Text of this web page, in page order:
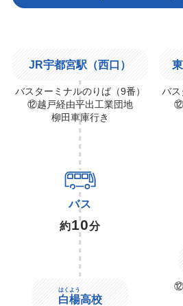
JR宇都宮駅（西口）
バスターミナルのりば（9番）
⑫越戸経由平出工業団地
柳田車庫行き
バス
約10分
白楊
はくよう
高校
バス
⑫
⑫